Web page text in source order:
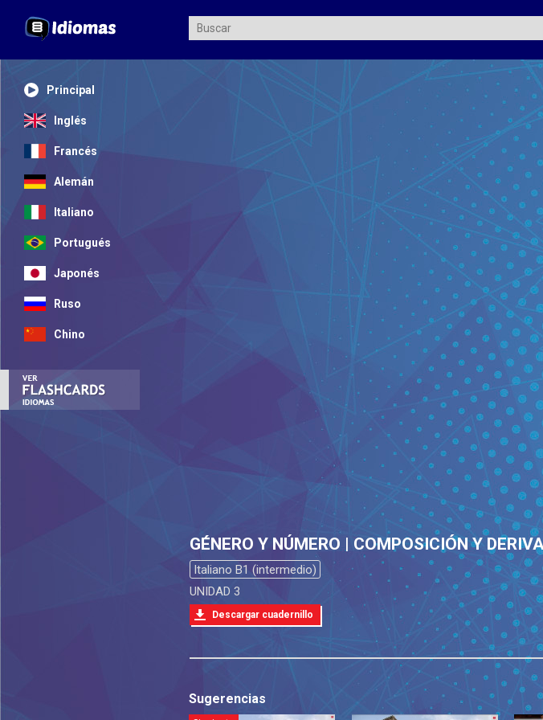
Principal
Inglés
Francés
Alemán
Italiano
Portugués
Japonés
Ruso
Chino
GÉNERO Y NÚMERO | COMPOSICIÓN Y
Italiano B1 (intermedio)
UNIDAD 3
Descargar cuadernillo
Sugerencias